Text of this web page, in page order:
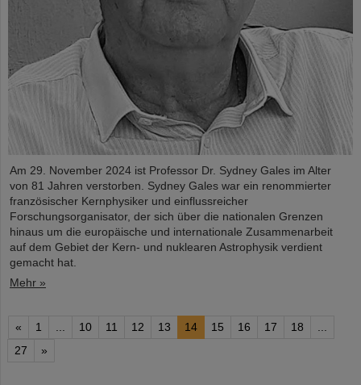
Am 29. November 2024 ist Professor Dr. Sydney Gales im Alter
von 81 Jahren verstorben. Sydney Gales war ein renommierter
französischer Kernphysiker und einflussreicher
Forschungsorganisator, der sich über die nationalen Grenzen
hinaus um die europäische und internationale Zusammenarbeit
auf dem Gebiet der Kern- und nuklearen Astrophysik verdient
gemacht hat.
Mehr »
« 1 10 11 12 13 14 15 16 17 18
27
»